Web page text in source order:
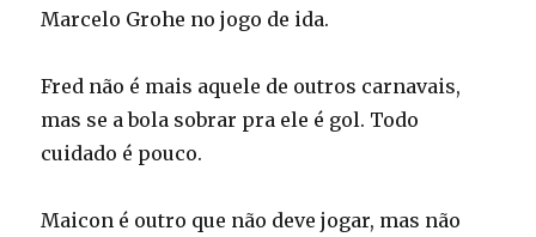
Marcelo Grohe no jogo de ida.
Fred não é mais aquele de outros carnavais,
mas se a bola sobrar pra ele é gol. Todo
cuidado é pouco.
Maicon é outro que não deve jogar, mas não